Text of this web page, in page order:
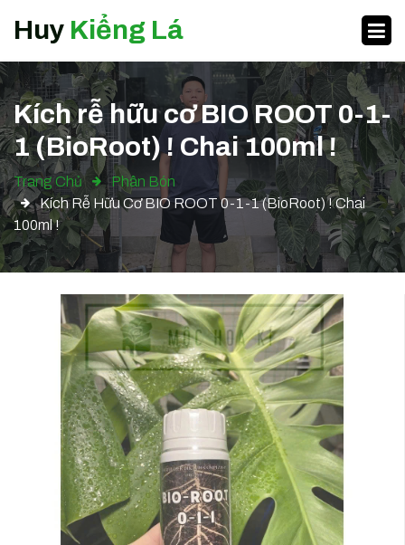
Huy Kiểng Lá
Kích rễ hữu cơ BIO ROOT 0-1-
1 (BioRoot) ! Chai 100ml !
Trang Chủ
Phân Bón
Kích Rễ Hữu Cơ BIO ROOT 0-1-1 (BioRoot) ! Chai
100ml !